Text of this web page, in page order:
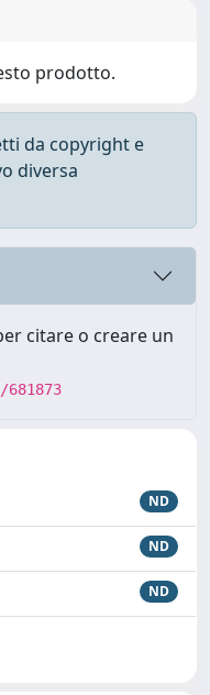
prodotto.
da copyright e
diversa
citare o creare un
ND
ND
ND